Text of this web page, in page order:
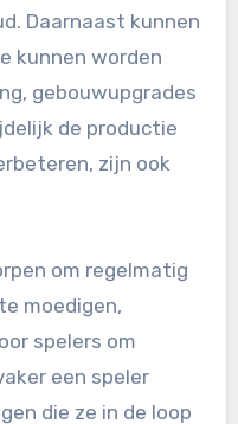
Daarnaast kunnen
kunnen worden
gebouwupgrades
de productie
zijn ook
om regelmatig
moedigen,
spelers om
een speler
die ze in de loop